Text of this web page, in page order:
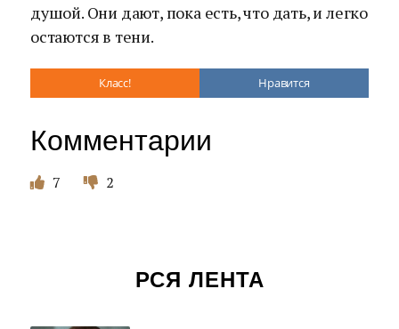
душой. Они дают, пока есть, что дать, и легко
остаются в тени.
Класс! Нравится
Комментарии
7 2
РСЯ ЛЕНТА